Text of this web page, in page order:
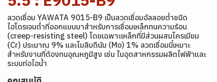
ลวดเชื่อม YAWATA 9015-B9 เป็นลวดเชื่อมอัลลอยต่ำชนิด
ไฮโดรเจนต่ำที่ออกแบบมาสำหรับการเชื่อมเหล็กทนความร้อน
(creep-resisting steel) โดยเฉพาะเหล็กที่มีส่วนผสมโครเมียม
(Cr) ประมาณ 9% และโมลิบดีนัม (Mo) 1% ลวดเชื่อมนี้เหมาะ
สำหรับงานที่ต้องทนอุณหภูมิสูง เช่น ในอุตสาหกรรมผลิตไฟฟ้าและ
ระบบท่อไอน้ำ